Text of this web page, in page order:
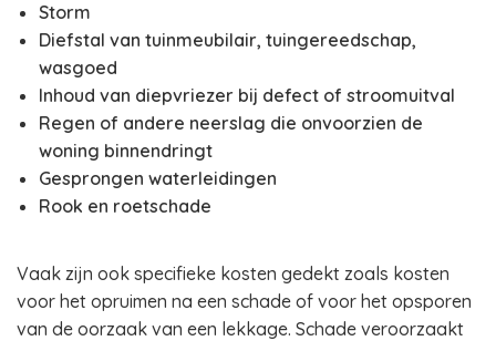
Storm
Diefstal van tuinmeubilair, tuingereedschap,
wasgoed
Inhoud van diepvriezer bij defect of stroomuitval
Regen of andere neerslag die onvoorzien de
woning binnendringt
Gesprongen waterleidingen
Rook en roetschade
Vaak zijn ook specifieke kosten gedekt zoals kosten
voor het opruimen na een schade of voor het opsporen
van de oorzaak van een lekkage. Schade veroorzaakt